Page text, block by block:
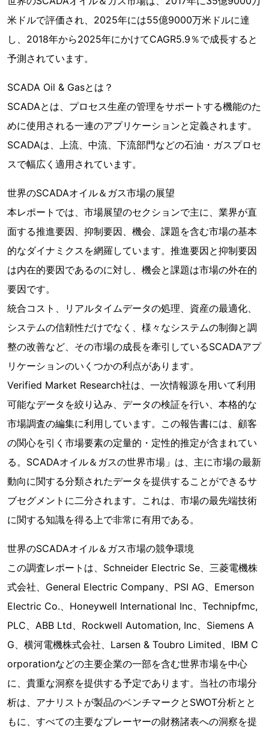
米ドルで評価され、2025年には55億9000万米ドルに達
し、2018年から2025年にかけてCAGR5.9％で成長すると
予測されています。
SCADA Oil & Gasとは？
SCADAとは、プロセス生産の管理をサポートする機能のた
めに使用される一連のアプリケーションと定義されます。
SCADAは、上流、中流、下流部門などの石油・ガスプロセ
スで幅広く適用されています。
世界のSCADAオイル＆ガス市場の展望
本レポートでは、市場展望のセクションで主に、業界が直
面する推進要因、抑制要因、機会、課題を含む市場の基本
的なダイナミクスを網羅しています。推進要因と抑制要因
は内在的要因であるのに対し、機会と課題は市場の外在的
要因です。
統合コスト、リアルタイムデータの処理、資産の最適化、
システムの信頼性だけでなく、様々なシステムの制御と調
整の改善など、その市場の成長を牽引しているSCADAアプ
リケーションのいくつかの利点があります。
Verified Market Research社は、一次情報源を用いて利用
可能なデータを絞り込み、データの検証を行い、本格的な
市場調査の編集に利用しています。この報告書には、顧客
の関心を引く市場要素の定量的・定性的推定が含まれてい
る。SCADAオイル＆ガスの世界市場」は、主に市場の最新
動向に関する分類されたデータを提供することができるサ
ブセグメントに二分されます。これは、市場の最先端技術
に関する知識を得る上で非常に有用である。
世界のSCADAオイル＆ガス市場の競争環境
この調査レポートは、Schneider Electric Se、三菱電機株
式会社、General Electric Company、PSI AG、Emerson
Electric Co.、Honeywell International Inc、Technipfmc,
PLC、ABB Ltd、Rockwell Automation, Inc、Siemens A
G、横河電機株式会社、Larsen & Toubro Limited、IBM C
orporationなどの主要企業の一部を含む世界市場を中心
に、貴重な洞察を提供する予定であります。当社の市場分
析は、アナリストが製品のベンチマークとSWOT分析とと
もに、すべての主要なプレーヤーの財務諸表への洞察を提